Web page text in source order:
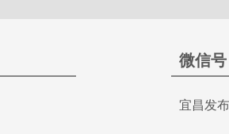
微信号
宜昌发布